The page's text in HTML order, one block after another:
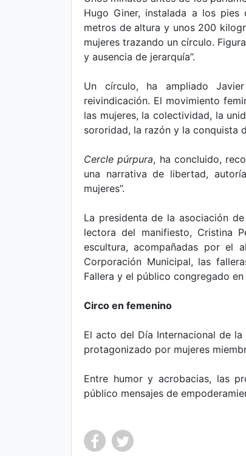
Hugo Giner, instalada a los
metros de altura y unos 200
mujeres trazando un círculo.
y ausencia de jerarquía”.
Un círculo, ha ampliado
reivindicación. El movimiento
las mujeres, la colectividad, la
sororidad, la razón y la conquista
Cercle púrpura, ha concluido,
una narrativa de libertad,
mujeres”.
La presidenta de la asociación
lectora del manifiesto, Cristina
escultura, acompañadas por el
Corporación Municipal, las
Fallera y el público congregado
Circo en femenino
El acto del Día Internacional de la
protagonizado por mujeres
Entre humor y acrobacias, las
público mensajes de